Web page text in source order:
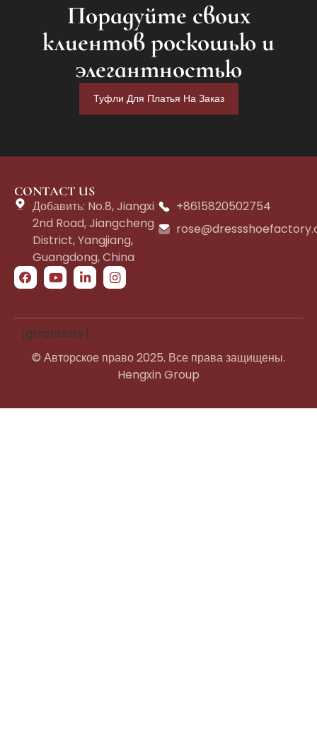
Порадуйте своих
клиентов роскошью и
элегантностью
Туфли Для Платья На Заказ
CONTACT US
Добавить: No.8, Jiangxi
2nd Road, Jiangcheng
District, Yangjiang,
Guangdong, China
+8615820502754
[gtranslate]
© Авторское право 2025. Все права защищены.
Hengxin Group